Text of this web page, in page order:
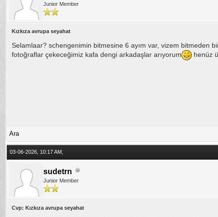
Junior Member
Kızkıza avrupa seyahat
Selamlaar? schengenimin bitmesine 6 ayım var, vizem bitmeden
fotoğraflar çekeceğimiz kafa dengi arkadaşlar arıyorum
henüz
Ara
03-06-2026, 10:17 AM,
sudetrn
Junior Member
Cvp: Kızkıza avrupa seyahat